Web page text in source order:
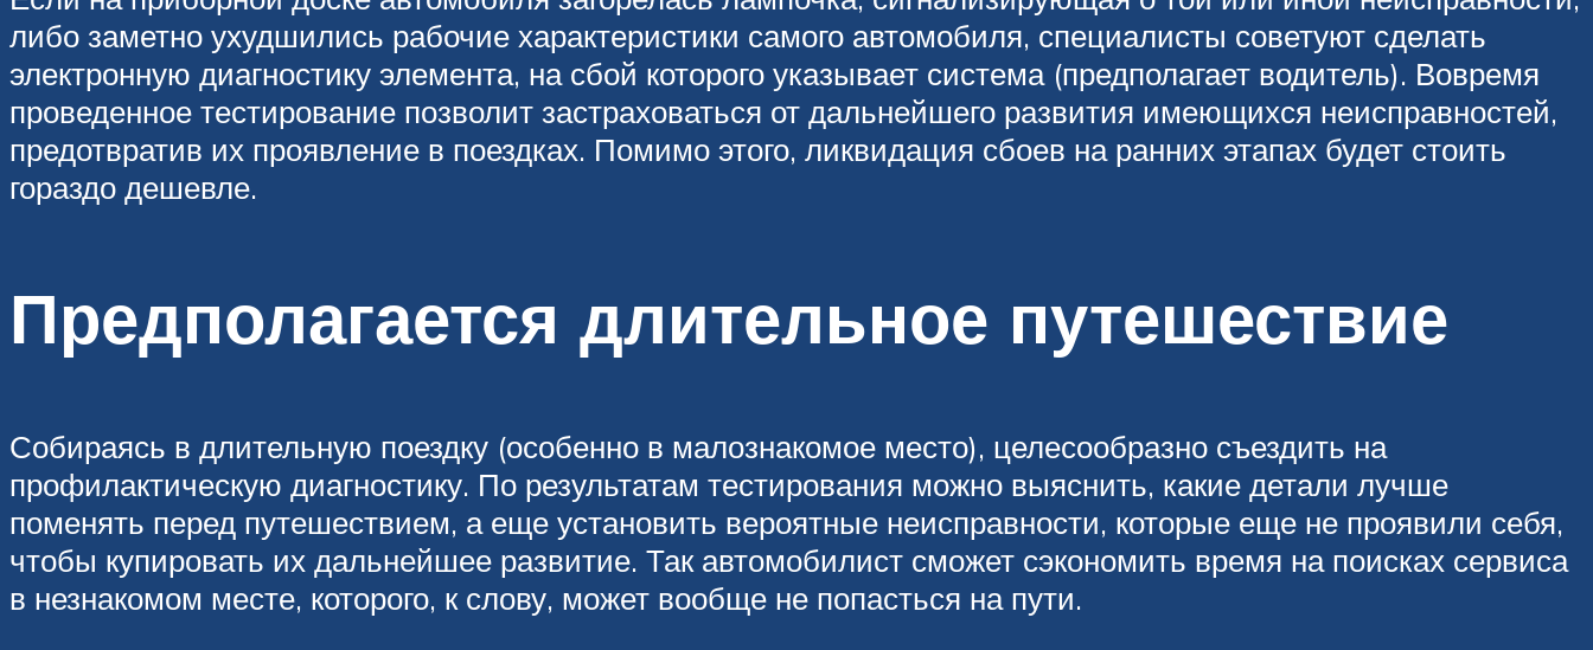
либо заметно ухудшились рабочие характеристики самого автомобиля, специалисты советуют сделать
электронную диагностику элемента, на сбой которого указывает система (предполагает водитель). Вовремя
проведенное тестирование позволит застраховаться от дальнейшего развития имеющихся неисправностей,
предотвратив их проявление в поездках. Помимо этого, ликвидация сбоев на ранних этапах будет стоить
гораздо дешевле.
Предполагается длительное путешествие
Собираясь в длительную поездку (особенно в малознакомое место), целесообразно съездить на
профилактическую диагностику. По результатам тестирования можно выяснить, какие детали лучше
поменять перед путешествием, а еще установить вероятные неисправности, которые еще не проявили себя,
чтобы купировать их дальнейшее развитие. Так автомобилист сможет сэкономить время на поисках сервиса
в незнакомом месте, которого, к слову, может вообще не попасться на пути.